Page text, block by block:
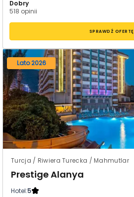
Dobry
518 opinii
SPRAWDŹ OFERTĘ
Lato 2026
Turcja / Riwiera Turecka / Mahmutlar
Prestige Alanya
Hotel:5